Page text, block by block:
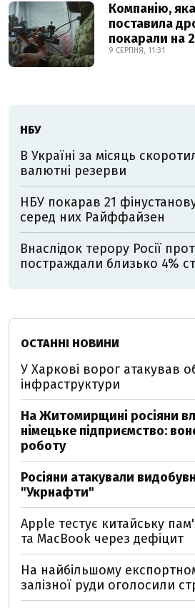
Компанію,
поставила
покарали на
9 СЕРПНЯ, 11:31
НБУ
В Україні за місяць
валютні резерви
НБУ покарав 21
серед них Райффайзен
Внаслідок терору Росії
постраждали близько 4%
ОСТАННІ НОВИНИ
У Харкові ворог атакував
інфраструктури
На Житомирщині росіяни
німецьке підприємство:
роботу
Росіяни атакували
"Укрнафти"
Apple тестує китайську
та MacBook через дефіцит
На найбільшому
залізної руди оголосили